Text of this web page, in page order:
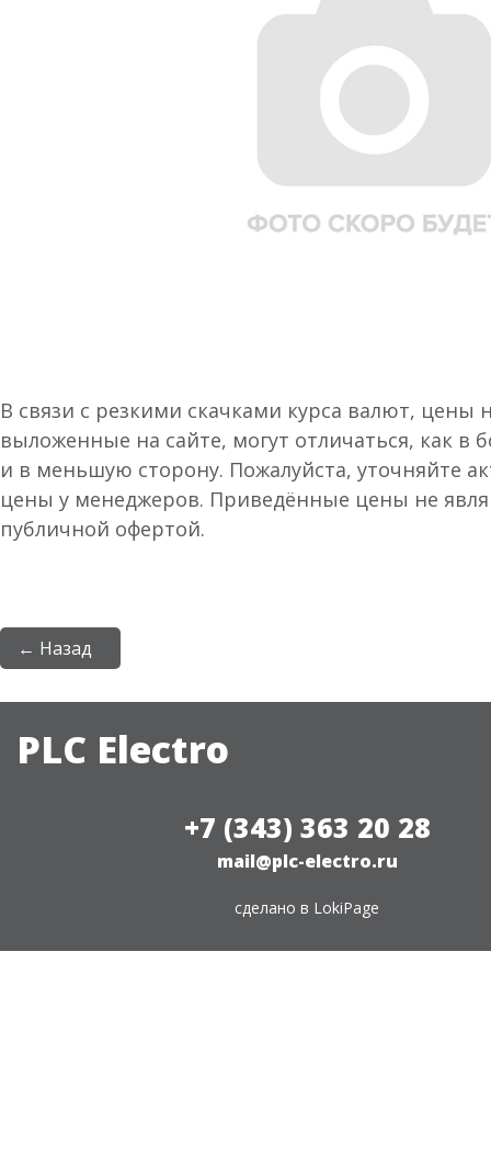
В связи с резкими скачками курса валют, цены
выложенные на сайте, могут отличаться, как в
и в меньшую сторону. Пожалуйста, уточняйте
цены у менеджеров. Приведённые цены не
публичной офертой.
← Назад
PLC Electro
+7 (343) 363 20 28
mail@plc-electro.ru
сделано в LokiPage